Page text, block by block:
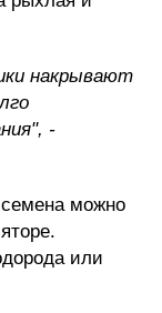
накрывают
-
можно
или